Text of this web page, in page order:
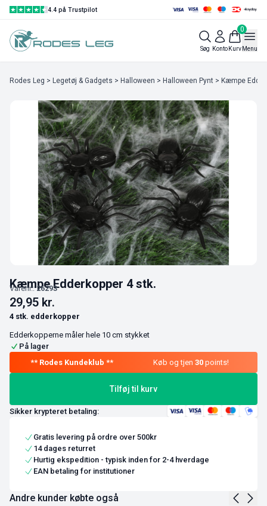
4.4 på Trustpilot
Søg Konto
0
KurvMenu
Rodes Leg > Legetøj & Gadgets > Halloween > Halloween Pynt > Kæmpe
Kæmpe Edderkopper 4 stk.
Varenr.:26293
29,95 kr.
4 stk. edderkopper
Edderkopperne måler hele 10 cm stykket
På lager
Køb og tjen 30points!
Tilføj til kurv
Sikker krypteret betaling:
Gratis levering på ordre over 500kr
14 dages returret
Hurtig ekspedition - typisk inden for 2-4 hverdage
EAN betaling for institutioner
Andre kunder købte også